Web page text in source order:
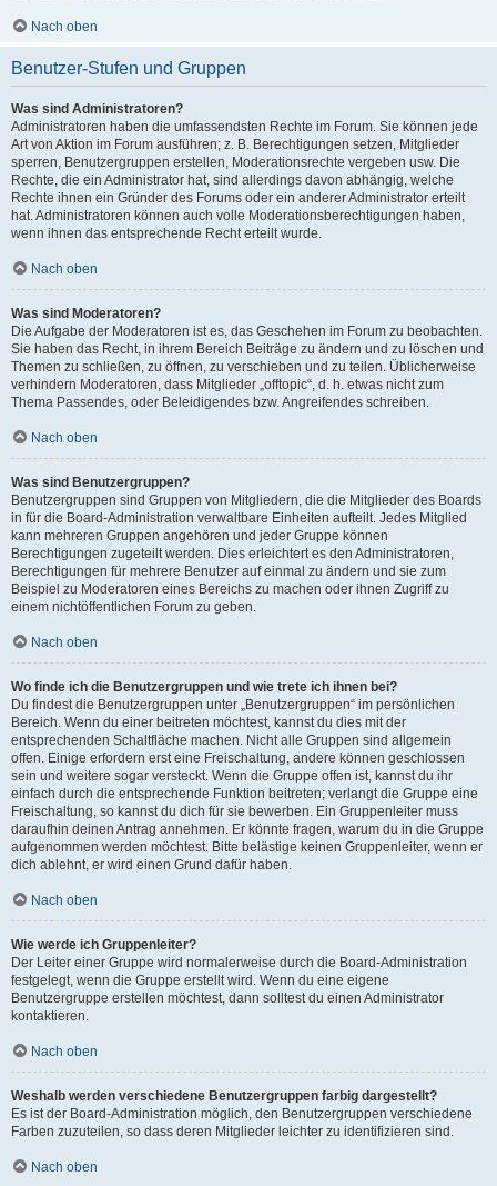
Nach oben
Benutzer-Stufen und Gruppen
Was sind Administratoren?
Administratoren haben die umfassendsten Rechte im Forum. Sie können jede
Art von Aktion im Forum ausführen; z. B. Berechtigungen setzen, Mitglieder
sperren, Benutzergruppen erstellen, Moderationsrechte vergeben usw. Die
Rechte, die ein Administrator hat, sind allerdings davon abhängig, welche
Rechte ihnen ein Gründer des Forums oder ein anderer Administrator erteilt
hat. Administratoren können auch volle Moderationsberechtigungen haben,
wenn ihnen das entsprechende Recht erteilt wurde.
Nach oben
Was sind Moderatoren?
Die Aufgabe der Moderatoren ist es, das Geschehen im Forum zu beobachten.
Sie haben das Recht, in ihrem Bereich Beiträge zu ändern und zu löschen und
Themen zu schließen, zu öffnen, zu verschieben und zu teilen. Üblicherweise
verhindern Moderatoren, dass Mitglieder „offtopic“, d. h. etwas nicht zum
Thema Passendes, oder Beleidigendes bzw. Angreifendes schreiben.
Nach oben
Was sind Benutzergruppen?
Benutzergruppen sind Gruppen von Mitgliedern, die die Mitglieder des Boards
in für die Board-Administration verwaltbare Einheiten aufteilt. Jedes Mitglied
kann mehreren Gruppen angehören und jeder Gruppe können
Berechtigungen zugeteilt werden. Dies erleichtert es den Administratoren,
Berechtigungen für mehrere Benutzer auf einmal zu ändern und sie zum
Beispiel zu Moderatoren eines Bereichs zu machen oder ihnen Zugriff zu
einem nichtöffentlichen Forum zu geben.
Nach oben
Wo finde ich die Benutzergruppen und wie trete ich ihnen bei?
Du findest die Benutzergruppen unter „Benutzergruppen“ im persönlichen
Bereich. Wenn du einer beitreten möchtest, kannst du dies mit der
entsprechenden Schaltfläche machen. Nicht alle Gruppen sind allgemein
offen. Einige erfordern erst eine Freischaltung, andere können geschlossen
sein und weitere sogar versteckt. Wenn die Gruppe offen ist, kannst du ihr
einfach durch die entsprechende Funktion beitreten; verlangt die Gruppe eine
Freischaltung, so kannst du dich für sie bewerben. Ein Gruppenleiter muss
daraufhin deinen Antrag annehmen. Er könnte fragen, warum du in die Gruppe
aufgenommen werden möchtest. Bitte belästige keinen Gruppenleiter, wenn er
dich ablehnt, er wird einen Grund dafür haben.
Nach oben
Wie werde ich Gruppenleiter?
Der Leiter einer Gruppe wird normalerweise durch die Board-Administration
festgelegt, wenn die Gruppe erstellt wird. Wenn du eine eigene
Benutzergruppe erstellen möchtest, dann solltest du einen Administrator
kontaktieren.
Nach oben
Weshalb werden verschiedene Benutzergruppen farbig dargestellt?
Es ist der Board-Administration möglich, den Benutzergruppen verschiedene
Farben zuzuteilen, so dass deren Mitglieder leichter zu identifizieren sind.
Nach oben